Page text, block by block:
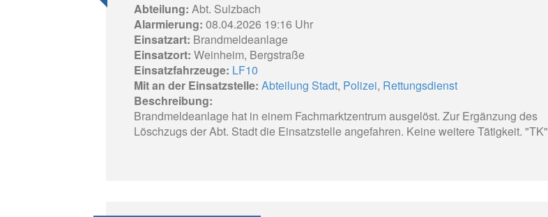
Abteilung: Abt. Sulzbach
Alarmierung: 08.04.2026 19:16 Uhr
Einsatzart: Brandmeldeanlage
Einsatzort: Weinheim, Bergstraße
Einsatzfahrzeuge: LF10
Mit an der Einsatzstelle: Abteilung Stadt, Polizei, Rettungsdienst
Beschreibung:
Brandmeldeanlage hat in einem Fachmarktzentrum ausgelöst. Zur Ergänzung des
Löschzugs der Abt. Stadt die Einsatzstelle angefahren. Keine weitere Tätigkeit. "TK"